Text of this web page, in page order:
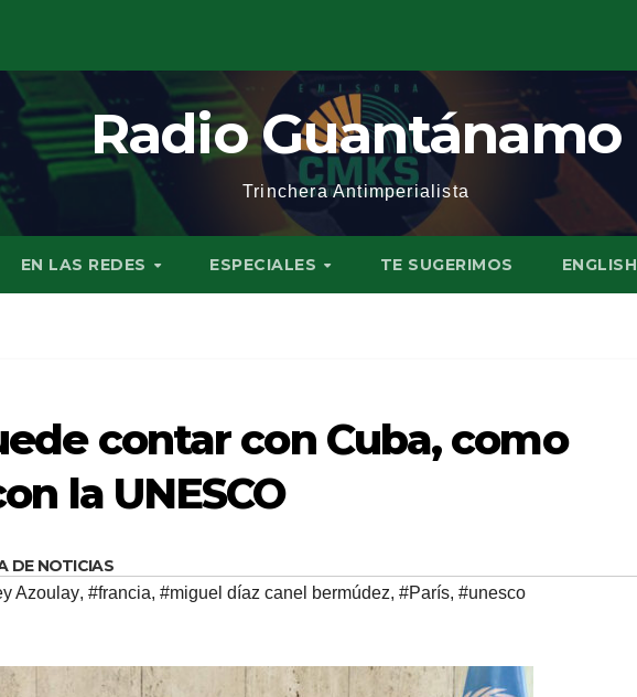
Radio Guantánamo
Trinchera Antimperialista
EN LAS REDES ESPECIALES TE SUGERIMOS ENGLISH
contar con Cuba, como
la UNESCO
DE NOTICIAS
Azoulay, #francia, #miguel díaz canel bermúdez, #París, #unesco